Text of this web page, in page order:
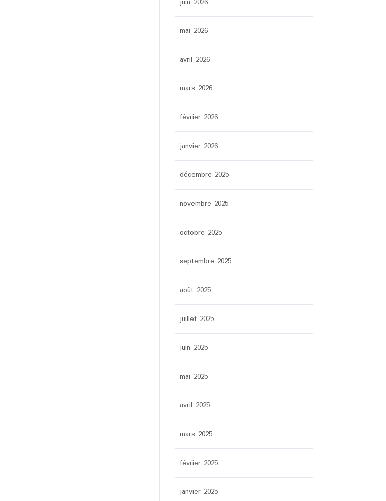
mai 2026
avril 2026
mars 2026
février 2026
janvier 2026
décembre 2025
novembre 2025
octobre 2025
septembre 2025
août 2025
juillet 2025
juin 2025
mai 2025
avril 2025
mars 2025
février 2025
janvier 2025